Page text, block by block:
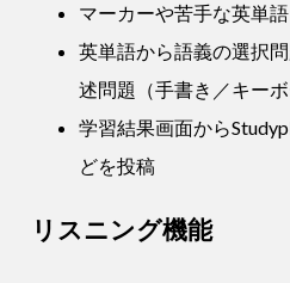
マーカーや苦手な英単
英単語から語義の選択
述問題（手書き／キー
学習結果画面から
どを投稿
リスニング機能